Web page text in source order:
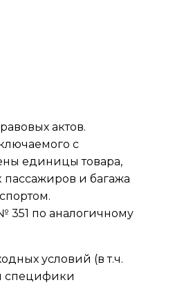
актов.
с
единицы товара,
пассажиров и багажа
351 по аналогичному
условий (в т.ч.
специфики